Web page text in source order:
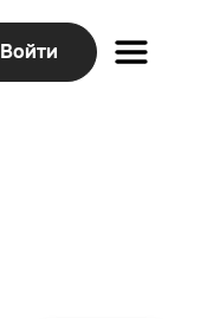
Войти